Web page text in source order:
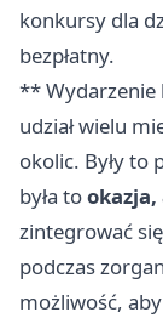
konkursy dla
bezpłatny.
** Wydarzenie
udział wielu
okolic. Były to
była tookazja,
zintegrować
podczas
możliwość,